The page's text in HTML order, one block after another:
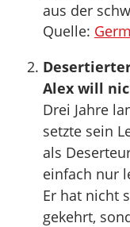
aus der
Quelle:
Alex will
Drei Jahre
setzte sein
als
einfach nur
Er hat nicht
gekehrt,